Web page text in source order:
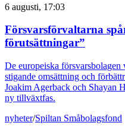
6 augusti, 17:03
Försvarsförvaltarna
förutsättningar”
De europeiska försvarsbolagen
stigande omsättning och
Joakim Agerback och Shayan
ny tillväxtfas.
nyheter/Spiltan Småbolagsfond